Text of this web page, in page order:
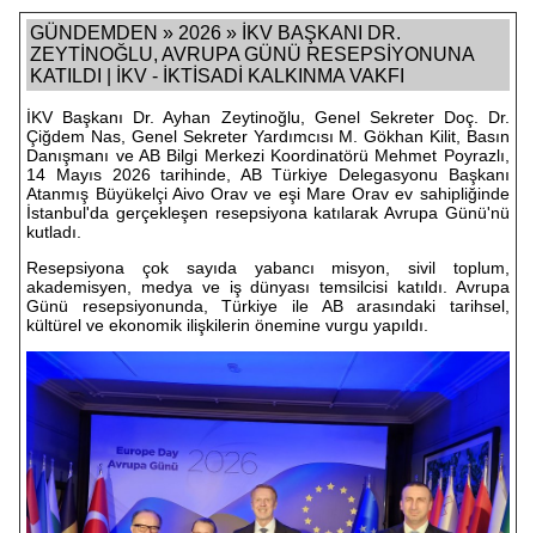
GÜNDEMDEN » 2026 » İKV BAŞKANI DR.
ZEYTİNOĞLU, AVRUPA GÜNÜ RESEPSİYONUNA
KATILDI | İKV - İKTİSADİ KALKINMA VAKFI
İKV Başkanı Dr. Ayhan Zeytinoğlu, Genel Sekreter Doç. Dr.
Çiğdem Nas, Genel Sekreter Yardımcısı M. Gökhan Kilit, Basın
Danışmanı ve AB Bilgi Merkezi Koordinatörü Mehmet Poyrazlı,
14 Mayıs 2026 tarihinde, AB Türkiye Delegasyonu Başkanı
Atanmış Büyükelçi Aivo Orav ve eşi Mare Orav ev sahipliğinde
İstanbul'da gerçekleşen resepsiyona katılarak Avrupa Günü'nü
kutladı.
Resepsiyona çok sayıda yabancı misyon, sivil toplum,
akademisyen, medya ve iş dünyası temsilcisi katıldı. Avrupa
Günü resepsiyonunda, Türkiye ile AB arasındaki tarihsel,
kültürel ve ekonomik ilişkilerin önemine vurgu yapıldı.